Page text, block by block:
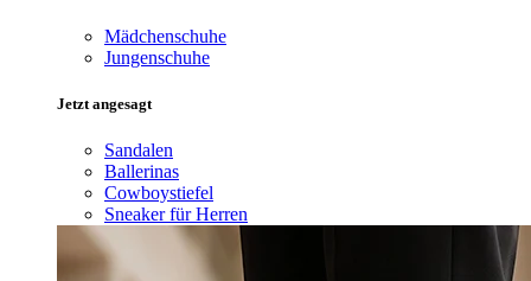
Mädchenschuhe
Jungenschuhe
Jetzt angesagt
Sandalen
Ballerinas
Cowboystiefel
Sneaker für Herren